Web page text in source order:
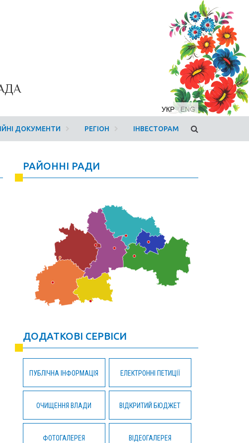
УКР ENG
ДОКУМЕНТИ РЕГІОН ІНВЕСТОРАМ
РАЙОННІ РАДИ
ДОДАТКОВІ СЕРВІСИ
ПУБЛІЧНА ІНФОРМАЦІЯ ЕЛЕКТРОННІ ПЕТИЦІЇ
ОЧИЩЕННЯ ВЛАДИ ВІДКРИТИЙ БЮДЖЕТ
ФОТОГАЛЕРЕЯ ВІДЕОГАЛЕРЕЯ